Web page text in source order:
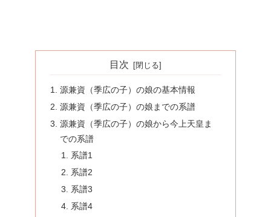
目次
源兼資（季広の子）の娘の基本情報
源兼資（季広の子）の娘までの系譜
源兼資（季広の子）の娘から今上天皇ま
での系譜
系譜1
系譜2
系譜3
系譜4